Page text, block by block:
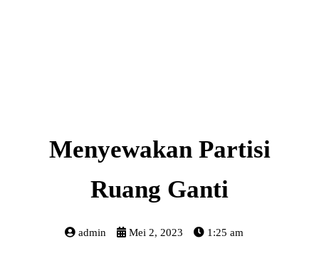
Menyewakan Partisi
Ruang Ganti
admin Mei 2, 2023 1:25 am